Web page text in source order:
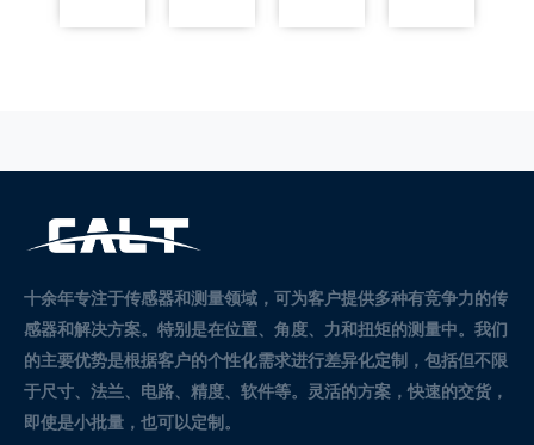
十余年专注于传感器和测量领域，可为客户提供多种有竞争力的传
感器和解决方案。 特别是在位置、角度、力和扭矩的测量中。 我们
的主要优势是根据客户的个性化需求进行差异化定制，包括但不限
于尺寸、法兰、电路、精度、软件等。灵活的方案，快速的交货，
即使是小批量，也可以定制。